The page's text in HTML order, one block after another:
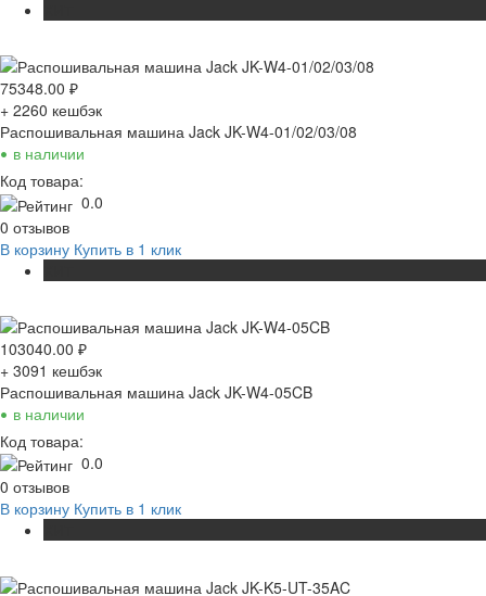
75348.00 ₽
+ 2260 кешбэк
Распошивальная машина Jack JK-W4-01/02/03/08
• в наличии
Код товара:
0.0
0 отзывов
В корзину Купить в 1 клик
103040.00 ₽
+ 3091 кешбэк
Распошивальная машина Jack JK-W4-05CB
• в наличии
Код товара:
0.0
0 отзывов
В корзину Купить в 1 клик